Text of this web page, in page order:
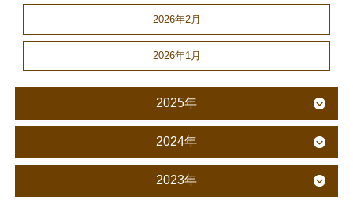
2026年2月
2026年1月
2025年
2024年
2023年